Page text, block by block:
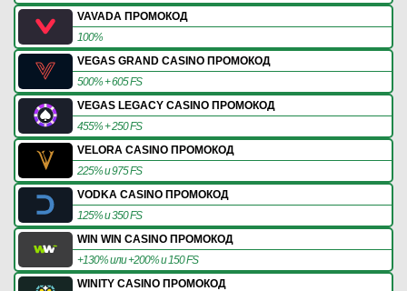
VAVADA ПРОМОКОД
100%
VEGAS GRAND CASINO ПРОМОКОД
500% + 605 FS
VEGAS LEGACY CASINO ПРОМОКОД
455% + 250 FS
VELORA CASINO ПРОМОКОД
225% и 975 FS
VODKA CASINO ПРОМОКОД
125% и 350 FS
WIN WIN CASINO ПРОМОКОД
+130% или +200% и 150 FS
WINITY CASINO ПРОМОКОД